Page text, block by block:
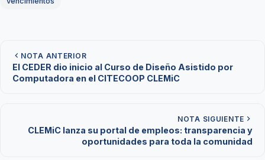
NOTA ANTERIOR
El CEDER dio inicio al Curso de Diseño Asistido por
Computadora en el CITECOOP CLEMiC
NOTA SIGUIENTE
CLEMiC lanza su portal de empleos: transparencia y
oportunidades para toda la comunidad